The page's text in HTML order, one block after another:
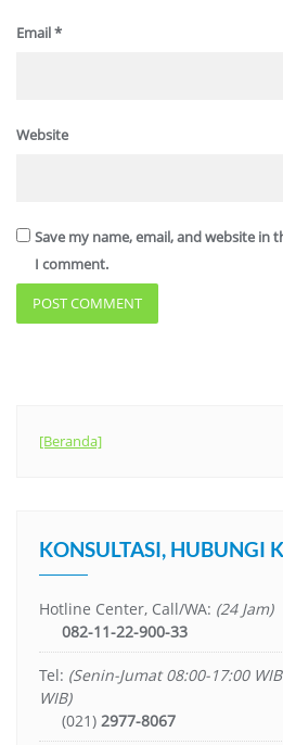
Email*
Website
Save my name, email, and website in
I comment.
[Beranda]
KONSULTASI, HUBUNGI
Hotline Center, Call/WA: (24 Jam)
082-11-22-900-33
Tel: (Senin-Jumat 08:00-17:00
WIB)
(021) 2977-8067